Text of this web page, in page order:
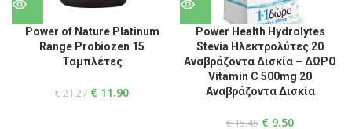
Power of Nature Platinum
Range Probiozen 15
Ταμπλέτες
€21.27 € 11.90
Power Health Hydrolytes
Stevia Ηλεκτρολύτες 20
Αναβράζοντα Δισκία – ΔΩΡΟ
Vitamin C 500mg 20
Αναβράζοντα Δισκία
€15.45 € 9.50